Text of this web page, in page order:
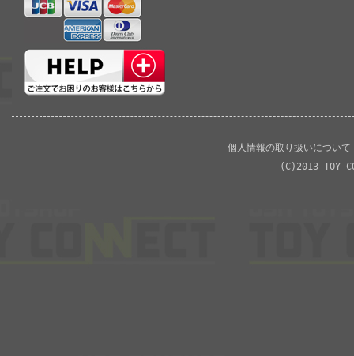
個人情報の取り扱いについて
(C)2013 TOY